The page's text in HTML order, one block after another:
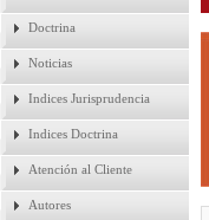
Doctrina
Noticias
Indices Jurisprudencia
Indices Doctrina
Atención al Cliente
Autores